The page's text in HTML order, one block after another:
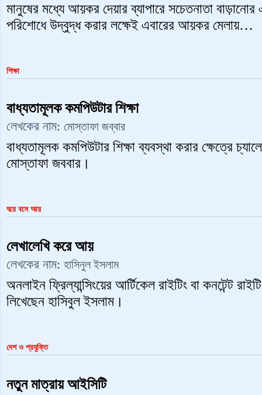
মানুষের মধ্যে আয়কর দেয়ার ব্যাপারে সচেতনাতা
পরিশোধে উদ্বুদ্ধ করার লক্ষেই এবারের আয়কর মেলায়…
শিক্ষা
বাধ্যতামূলক কমপিউটার শিক্ষা
লেখকের নাম: মোস্তাফা জব্বার
বাধ্যতামূলক কমপিউটার শিক্ষা ব্যবস্থা করার ক্ষেত্রে
মোস্তাফা জববার।
ঘরে বসে ‍আয়
লেখালেখি করে আয়
লেখকের নাম: হাসিনুল ইসলাম
অনলাইন ফ্রিল্যান্সিংয়ের আর্টিকেল রাইটিং বা কনটেন্ট
লিখেছেন হাসিবুল ইসলাম।
দেশ ও প্রযুক্তি
নতুন মাত্রায় আইসিটি